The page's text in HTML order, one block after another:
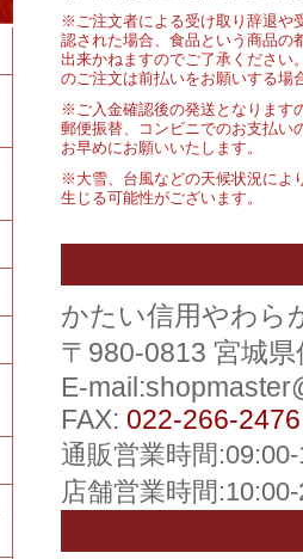
※ご注文者による受け取り辞退や
認された場合、食品という商品の
出来かねますのでご了承ください
のご注文は前払いをお願いする場
※ご入金確認後の発送となります
郵便振替、コンビニでのお支払い
お早めにお願いいたします。
※大雪、台風などの天候状況によ
生じる可能性がございます。
かたい信用やわ
〒980-0813 宮城
E-
FAX: 022-266-2476
通販営業時間
店舗営業時間